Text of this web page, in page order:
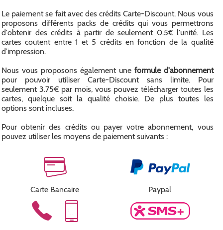
Le paiement se fait avec des crédits Carte-Discount. Nous vous
proposons différents packs de crédits qui vous permettrons
d'obtenir des crédits à partir de seulement 0.5€ l'unité. Les
cartes coutent entre 1 et 5 crédits en fonction de la qualité
d’impression.
Nous vous proposons également uneformule d'abonnement
pour pouvoir utiliser Carte-Discount sans limite. Pour
seulement 3.75€ par mois, vous pouvez télécharger toutes les
cartes, quelque soit la qualité choisie. De plus toutes les
options sont incluses.
Pour obtenir des crédits ou payer votre abonnement, vous
pouvez utiliser les moyens de paiement suivants :
Carte Bancaire Paypal